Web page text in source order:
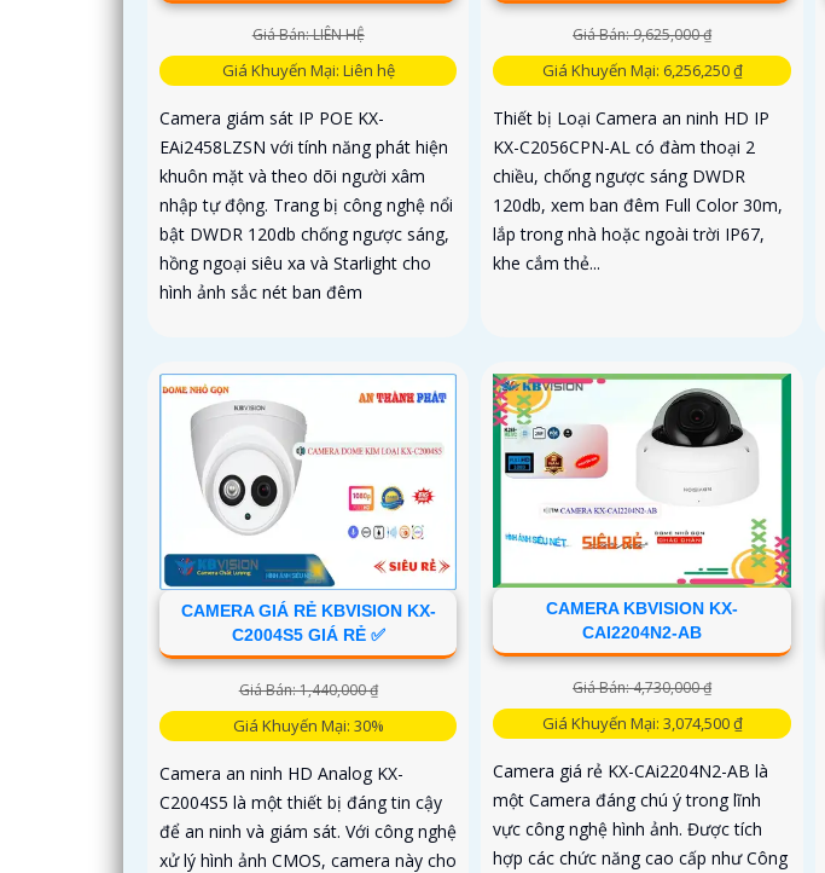
Giá Bán: LIÊN HỆ
Giá Khuyến Mại: Liên hệ
Camera giám sát IP POE KX-
EAi2458LZSN với tính năng phát hiện
khuôn mặt và theo dõi người xâm
nhập tự động. Trang bị công nghệ nổi
bật DWDR 120db chống ngược sáng,
hồng ngoại siêu xa và Starlight cho
hình ảnh sắc nét ban đêm
Giá Bán: 9,625,000 ₫
Giá Khuyến Mại: 6,256,250 ₫
Thiết bị Loại Camera an ninh HD IP
KX-C2056CPN-AL có đàm thoại 2
chiều, chống ngược sáng DWDR
120db, xem ban đêm Full Color 30m,
lắp trong nhà hoặc ngoài trời IP67,
khe cắm thẻ...
CAMERA GIÁ RẺ KBVISION KX-
C2004S5 GIÁ RẺ ✅
Giá Bán: 1,440,000 ₫
Giá Khuyến Mại: 30%
Camera an ninh HD Analog KX-
C2004S5 là một thiết bị đáng tin cậy
để an ninh và giám sát. Với công nghệ
xử lý hình ảnh CMOS, camera này cho
CAMERA KBVISION KX-
CAI2204N2-AB
Giá Bán: 4,730,000 ₫
Giá Khuyến Mại: 3,074,500 ₫
Camera giá rẻ KX-CAi2204N2-AB là
một Camera đáng chú ý trong lĩnh
vực công nghệ hình ảnh. Được tích
hợp các chức năng cao cấp như Công